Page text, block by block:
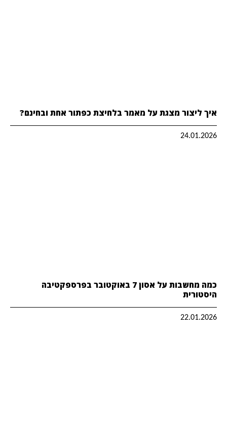
איך ליצור מצגת על מאמר בלחיצת כפתור אחת ובחינם?
24.01.2026
כמה מחשבות על אסון 7 באוקטובר בפרספקטיבה
היסטורית
22.01.2026